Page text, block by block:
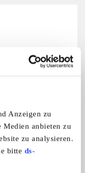
Anzeigen zu
anbieten zu
zu analysieren.
bitte ds-
ES